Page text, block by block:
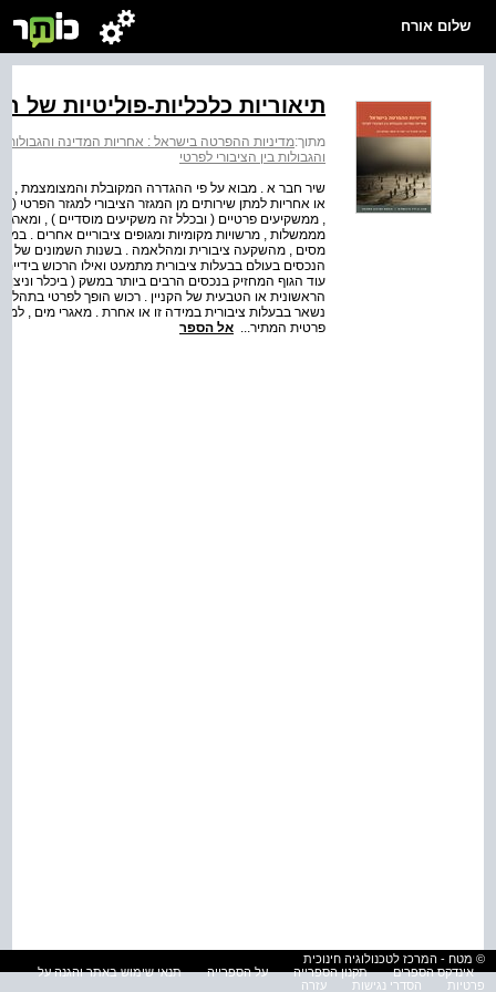
שלום אורח
תיאוריות כלכליות-פוליטיות של
מתוך:מדיניות ההפרטה בישראל : אחריות המדינה והגבולות
והגבולות בין הציבורי לפרטי
שיר חבר א . מבוא על פי ההגדרה המקובלת והמצומצמת ,
, ממשקיעים פרטיים ( ובכלל זה משקיעים מוסדיים ) ,
מממשלות , מרשויות מקומיות ומגופים ציבוריים אחרים .
מסים , מהשקעה ציבורית ומהלאמה . בשנות השמונים
הראשונית או הטבעית של הקניין . רכוש הופך לפרטי
נשאר בבעלות ציבורית במידה זו או אחרת . מאגרי מים ,
פרטית המתיר... אל הספר
© מטח - המרכז לטכנולוגיה חינוכית
אינדקס הספרים
תקנון הספרייה על הספרייה
תנאי שימוש באתר והגנה על
פרטיות
הסדרי נגישות עזרה